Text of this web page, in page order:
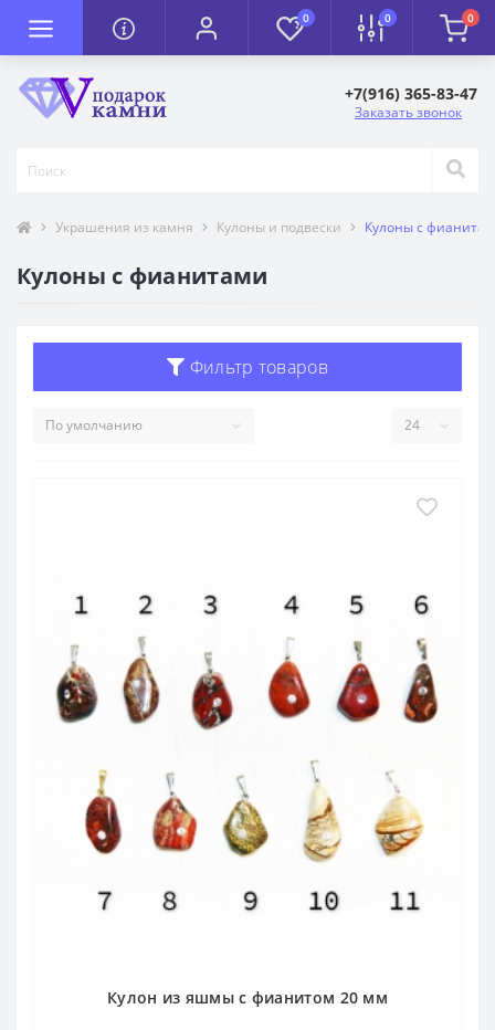
0 0 0
+7(916) 365-83-47
Заказать звонок
Украшения из камня Кулоны и подвески Кулоны с
Кулоны с фианитами
Фильтр товаров
Кулон из яшмы с фианитом 20 мм